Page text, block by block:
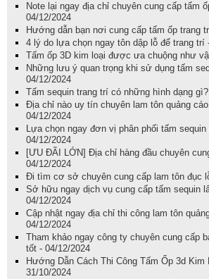
Note lại ngay địa chỉ chuyên cung cấp tấm
04/12/2024
Hướng dẫn bạn nơi cung cấp tấm ốp trang
4 lý do lựa chọn ngay tôn dập lỗ để trang trí
Tấm ốp 3D kim loại được ưa chuộng như
Những lưu ý quan trọng khi sử dụng tấm
04/12/2024
Tấm sequin trang trí có những hình dạng
Địa chỉ nào uy tín chuyên lam tôn quảng
04/12/2024
Lựa chọn ngay đơn vị phân phối tấm
04/12/2024
[ƯU ĐÃI LỚN] Địa chỉ hàng đầu chuyên
04/12/2024
Đi tìm cơ sở chuyên cung cấp lam tôn đục
Sở hữu ngay dịch vụ cung cấp tấm sequin
04/12/2024
Cập nhật ngay địa chỉ thi công lam tôn
04/12/2024
Tham khảo ngay công ty chuyên cung cấp
tốt - 04/12/2024
Hướng Dẫn Cách Thi Công Tấm Ốp 3d Kim
31/10/2024